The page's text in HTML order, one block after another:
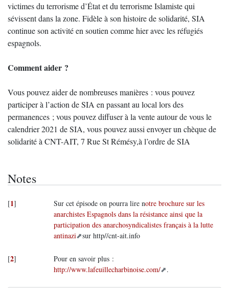
victimes du terrorisme d’État et du terrorisme Islamiste qui
sévissent dans la zone. Fidèle à son histoire de solidarité, SIA
continue son activité en soutien comme hier avec les réfugiés
espagnols.
Comment aider ?
Vous pouvez aider de nombreuses manières : vous pouvez
participer à l’action de SIA en passant au local lors des
permanences ; vous pouvez diffuser à la vente autour de vous le
calendrier 2021 de SIA, vous pouvez aussi envoyer un chèque de
solidarité à CNT-AIT, 7 Rue St Rémésy,à l’ordre de SIA
Notes
[1] Sur cet épisode on pourra lire notre brochure sur les
anarchistes Espagnols dans la résistance ainsi que la
participation des anarchosyndicalistes français à la lutte
antinazi
sur http//cnt-ait.info
[2]
Pour en savoir plus :
http://www.lafeuillecharbinoise.com/
.